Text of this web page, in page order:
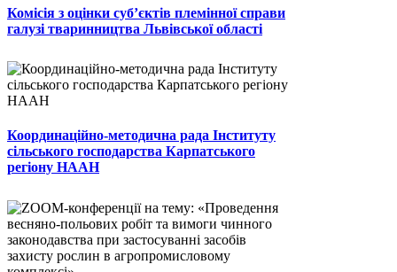
Комісія з оцінки суб’єктів племінної справи
галузі тваринництва Львівської області
Координаційно-методична рада Інституту
сільського господарства Карпатського
регіону НААН